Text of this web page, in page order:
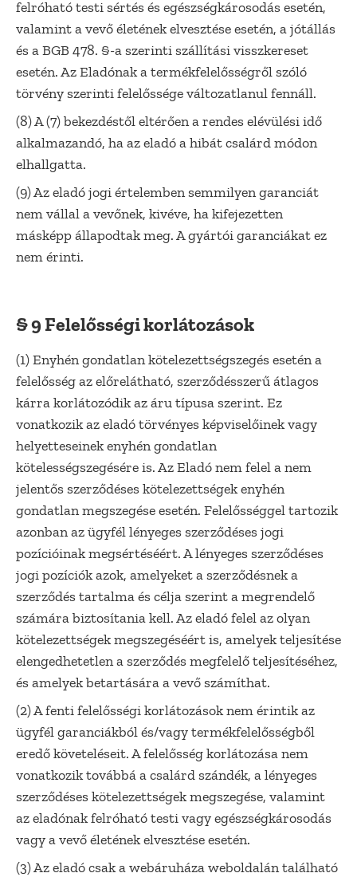
felróható testi sértés és egészségkárosodás esetén,
valamint a vevő életének elvesztése esetén, a jótállás
és a BGB 478. §-a szerinti szállítási visszkereset
esetén. Az Eladónak a termékfelelősségről szóló
törvény szerinti felelőssége változatlanul fennáll.
(8) A (7) bekezdéstől eltérően a rendes elévülési idő
alkalmazandó, ha az eladó a hibát csalárd módon
elhallgatta.
(9) Az eladó jogi értelemben semmilyen garanciát
nem vállal a vevőnek, kivéve, ha kifejezetten
másképp állapodtak meg. A gyártói garanciákat ez
nem érinti.
§ 9 Felelősségi korlátozások
(1) Enyhén gondatlan kötelezettségszegés esetén a
felelősség az előrelátható, szerződésszerű átlagos
kárra korlátozódik az áru típusa szerint. Ez
vonatkozik az eladó törvényes képviselőinek vagy
helyetteseinek enyhén gondatlan
kötelességszegésére is. Az Eladó nem felel a nem
jelentős szerződéses kötelezettségek enyhén
gondatlan megszegése esetén. Felelősséggel tartozik
azonban az ügyfél lényeges szerződéses jogi
pozícióinak megsértéséért. A lényeges szerződéses
jogi pozíciók azok, amelyeket a szerződésnek a
szerződés tartalma és célja szerint a megrendelő
számára biztosítania kell. Az eladó felel az olyan
kötelezettségek megszegéséért is, amelyek teljesítése
elengedhetetlen a szerződés megfelelő teljesítéséhez,
és amelyek betartására a vevő számíthat.
(2) A fenti felelősségi korlátozások nem érintik az
ügyfél garanciákból és/vagy termékfelelősségből
eredő követeléseit. A felelősség korlátozása nem
vonatkozik továbbá a csalárd szándék, a lényeges
szerződéses kötelezettségek megszegése, valamint
az eladónak felróható testi vagy egészségkárosodás
vagy a vevő életének elvesztése esetén.
(3) Az eladó csak a webáruháza weboldalán található